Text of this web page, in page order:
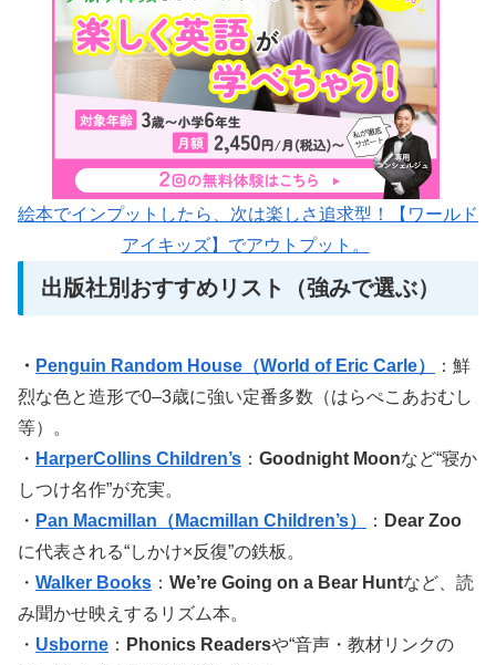
絵本でインプットしたら、次は楽しさ追求型！【ワールド
アイキッズ】でアウトプット。
出版社別おすすめリスト（強みで選ぶ）
・ Penguin Random House（World of Eric Carle）
：鮮
烈な色と造形で0–3歳に強い定番多数（はらぺこあおむし
等）。
・ HarperCollins Children’s ： Goodnight Moonなど“寝か
しつけ名作”が充実。
・ Pan Macmillan（Macmillan Children’s） ： Dear Zoo
に代表される“しかけ×反復”の鉄板。
・ Walker Books ： We’re Going on a Bear Huntなど、読
み聞かせ映えするリズム本。
・ Usborne ： Phonics Readersや“音声・教材リンクの